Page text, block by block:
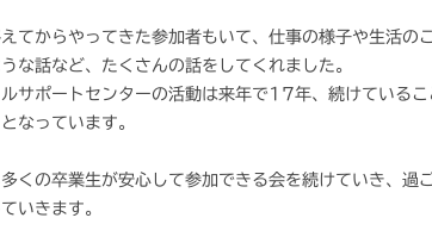
てからやってきた参加者もいて、仕事の様子や生活の
な話など、たくさんの話をしてくれました。
サポートセンターの活動は来年で17年、続けている
なっています。
くの卒業生が安心して参加できる会を続けていき、過
いきます。